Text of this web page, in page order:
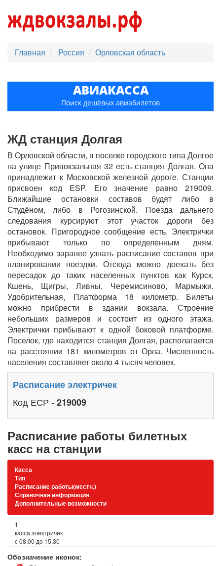
Главная Россия Орловская область
АВИАКАССА
Поиск дешёвых авиабилетов
ЖД станция Долгая
В Орловской области, в поселке городского типа Долгое
на улице Привокзальная 32 есть станция Долгая. Она
принадлежит к Московской железной дороге. Станции
присвоен код ESP. Его значение равно 219009.
Ближайшие остановки составов будят либо в
Студёном, либо в Рогозинской. Поезда дальнего
следования курсируют этот участок дороги без
остановок. Пригородное сообщение есть. Электрички
прибывают только по определенным дням.
Необходимо заранее узнать расписание составов при
планировании поездки. Отсюда можно доехать без
пересадок до таких населенных пунктов как Курск,
Кшень, Щигры, Ливны, Черемисиново, Мармыжи,
Удобрительная, Платформа 18 километр. Билеты
можно прибрести в здании вокзала. Строение
небольших размеров и состоит из одного этажа.
Электрички прибывают к одной боковой платформе.
Поселок, где находится станция Долгая, располагается
на расстоянии 181 километров от Орла. Численность
населения составляет около 4 тысяч человек.
Расписание электричек
Код ЕСР - 219009
Расписание работы билетных
касс на станции
Касса
Тип
Расписание работы(местн.)
Справочная информация
Дополнительные возможности
1
касса электричек
с 08.00 до 15.30
Обозначение иконок: